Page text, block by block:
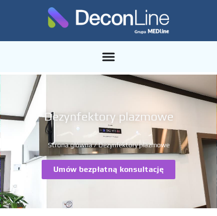
Dezynfektory plazmowe
Strona główna/ Dezynfektory plazmowe
Umów bezpłatną konsultację